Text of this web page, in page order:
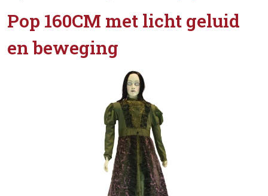
Pop 160CM met licht geluid
en beweging